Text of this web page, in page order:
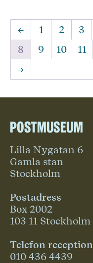
← 1 2 3
8
9 10 11
→
Postmuseum
Lilla Nygatan 6
Gamla stan
Stockholm
Postadress
Box 2002
103 11 Stockholm
Telefon reception
010 436 4439